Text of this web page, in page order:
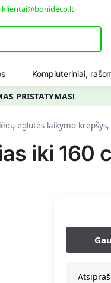
klientai@bonideco.lt
Kompiuteriniai,
PRISTATYMAS!
eglutės laikymo
iki 160